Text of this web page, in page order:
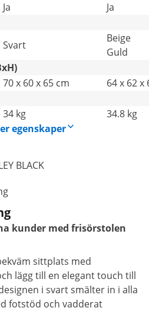
Ja
Ja
Svart
Beige
Guld
70 x 60 x 65 cm
64 x 62 x
34 kg
34.8 kg
egenskaper
BLACK
kunder med frisörstolen
sittplats med
lägg till en elegant touch till
i svart smälter in i alla
fotstöd och vadderat